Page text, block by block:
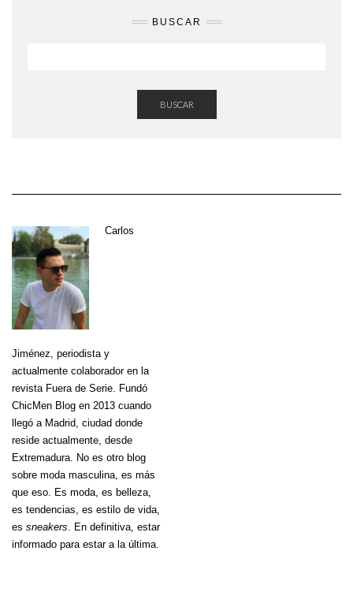
BUSCAR
BUSCAR
Carlos
Jiménez , periodista y
actualmente colaborador en la
revista Fuera de Serie. Fundó
ChicMen Blog en 2013 cuando
llegó a Madrid, ciudad donde
reside actualmente, desde
Extremadura. No es otro blog
sobre moda masculina, es más
que eso. Es moda, es belleza,
es tendencias, es estilo de vida,
es sneakers . En definitiva, estar
informado para estar a la última.